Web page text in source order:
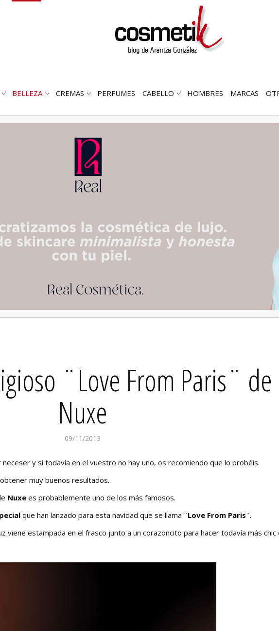
ABRIR
ABRIR
BELLEZA
ABRIR
CREMAS PERFUMES
ABRIR
CABELLO HOMBRES MARCAS
¨Love From Paris¨ de
Nuxe
09/11/2013
neceser y si todavía en el vuestro no hay uno, os recomiendo que lo probéis.
muy buenos resultados.
Nuxe es probablemente uno de los más famosos.
que han lanzado para esta navidad que se llama ¨Love From Paris¨.
viene estampada en el frasco junto a un corazoncito para hacer todavía más chic